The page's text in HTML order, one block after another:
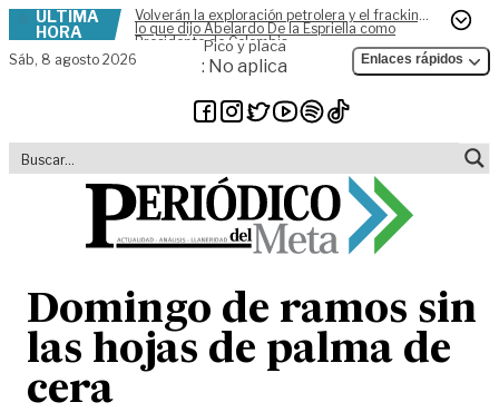
Skip to content
ÚLTIMA
HORA
Volverán la exploración petrolera y el fracking,
lo que dijo Abelardo De la Espriella como
Presidente de Colombia
Sáb, 8 agosto 2026
Pico y placa
: No aplica Enlaces rápidos
Domingo de ramos sin
las hojas de palma de
cera